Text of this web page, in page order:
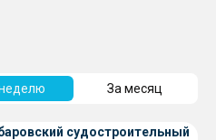
За месяц
судостроительный